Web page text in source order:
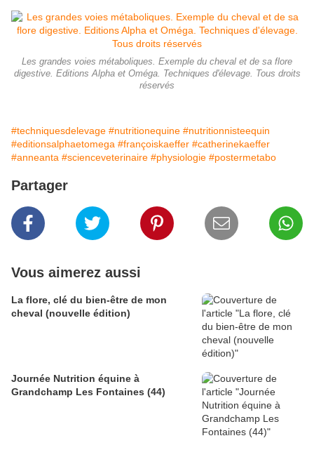
Les grandes voies métaboliques. Exemple du cheval et de sa flore
digestive. Editions Alpha et Oméga. Techniques d'élevage. Tous droits
réservés
#techniquesdelevage #nutritionequine #nutritionnisteequin
#editionsalphaetomega #françoiskaeffer #catherinekaeffer
#anneanta #scienceveterinaire #physiologie #postermetabo
Partager
Vous aimerez aussi
La flore, clé du bien-être de mon
cheval (nouvelle édition)
Journée Nutrition équine à
Grandchamp Les Fontaines (44)